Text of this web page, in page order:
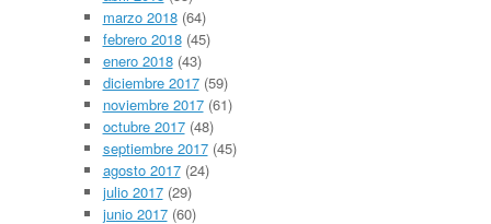
marzo 2018(64)
febrero 2018(45)
enero 2018(43)
diciembre 2017(59)
noviembre 2017(61)
octubre 2017(48)
septiembre 2017(45)
agosto 2017(24)
julio 2017(29)
junio 2017(60)